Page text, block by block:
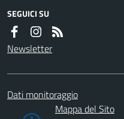
SEGUICI SU
Newsletter
Dati monitoraggio
Mappa del Sito